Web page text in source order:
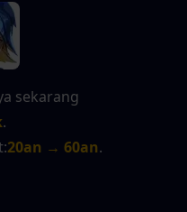
sekarang
.
20an → 60an.